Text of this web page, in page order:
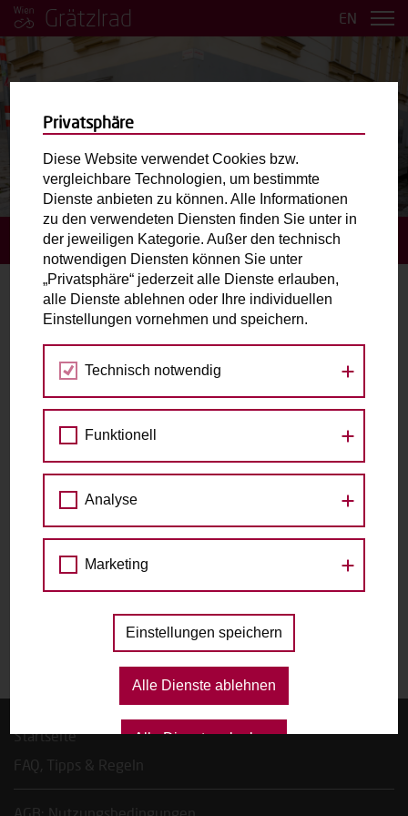
Grätzlrad EN
BILDER ANSEHEN
STARTSEITE BUCHUNGSANFRAGE STELLEN
Buchungsanfrage stellen
AKOKO.
Vor dem Spielwarengeschäft AKOKO / Währinger
zu den Raddetails
Das gewählte Datum ist nicht verfügbar.
Startseite
FAQ, Tipps & Regeln
Privatsphäre
Diese Website verwendet Cookies bzw.
vergleichbare Technologien, um bestimmte
Dienste anbieten zu können. Alle Informationen
zu den verwendeten Diensten finden Sie unter in
der jeweiligen Kategorie. Außer den technisch
notwendigen Diensten können Sie unter
„Privatsphäre“ jederzeit alle Dienste erlauben,
alle Dienste ablehnen oder Ihre individuellen
Einstellungen vornehmen und speichern.
Technisch notwendig
Funktionell
Analyse
Marketing
Einstellungen speichern
Alle Dienste ablehnen
Alle Dienste erlauben